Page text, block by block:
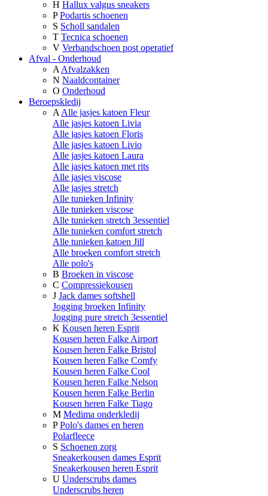
H Hallux valgus sneakers
P Podartis schoenen
S Scholl sandalen
T Tecnica schoenen
V Verbandschoen post operatief
Afval - Onderhoud
A Afvalzakken
N Naaldcontainer
O Onderhoud
Beroepskledij
A Alle jasjes katoen Fleur
Alle jasjes katoen Livia
Alle jasjes katoen Floris
Alle jasjes katoen Livio
Alle jasjes katoen Laura
Alle jasjes katoen met rits
Alle jasjes viscose
Alle jasjes stretch
Alle tunieken Infinity
Alle tunieken viscose
Alle tunieken stretch 3essentiel
Alle tunieken comfort stretch
Alle tunieken katoen Jill
Alle broeken comfort stretch
Alle polo's
B Broeken in viscose
C Compressiekousen
J Jack dames softshell
Jogging broeken Infinity
Jogging pure stretch 3essentiel
K Kousen heren Esprit
Kousen heren Falke Airport
Kousen heren Falke Bristol
Kousen heren Falke Comfy
Kousen heren Falke Cool
Kousen heren Falke Nelson
Kousen heren Falke Berlin
Kousen heren Falke Tiago
M Medima onderkledij
P Polo's dames en heren
Polarfleece
S Schoenen zorg
Sneakerkousen dames Esprit
Sneakerkousen heren Esprit
U Underscrubs dames
Underscrubs heren